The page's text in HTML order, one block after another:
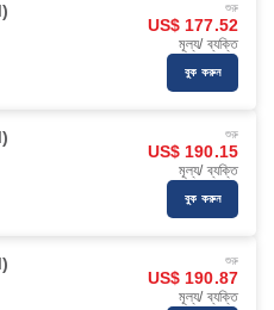
শুরু
US$ 177.52
মূল্য/ ব্যক্তি
বুক করুন
শুরু
US$ 190.15
মূল্য/ ব্যক্তি
বুক করুন
শুরু
US$ 190.87
মূল্য/ ব্যক্তি